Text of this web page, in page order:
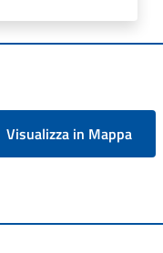
Visualizza in Mappa